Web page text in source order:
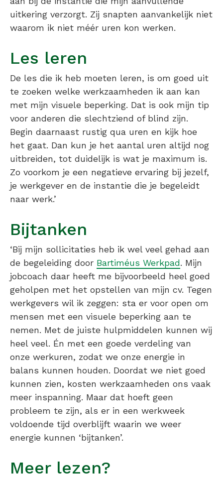
uitkering verzorgt. Zij snapten aanvankelijk niet
waarom ik niet méér uren kon werken.
Les leren
De les die ik heb moeten leren, is om goed uit
te zoeken welke werkzaamheden ik aan kan
met mijn visuele beperking. Dat is ook mijn tip
voor anderen die slechtziend of blind zijn.
Begin daarnaast rustig qua uren en kijk hoe
het gaat. Dan kun je het aantal uren altijd nog
uitbreiden, tot duidelijk is wat je maximum is.
Zo voorkom je een negatieve ervaring bij jezelf,
je werkgever en de instantie die je begeleidt
naar werk.’
Bijtanken
‘Bij mijn sollicitaties heb ik wel veel gehad aan
de begeleiding door Bartiméus Werkpad. Mijn
jobcoach daar heeft me bijvoorbeeld heel goed
geholpen met het opstellen van mijn cv. Tegen
werkgevers wil ik zeggen: sta er voor open om
mensen met een visuele beperking aan te
nemen. Met de juiste hulpmiddelen kunnen wij
heel veel. Én met een goede verdeling van
onze werkuren, zodat we onze energie in
balans kunnen houden. Doordat we niet goed
kunnen zien, kosten werkzaamheden ons vaak
meer inspanning. Maar dat hoeft geen
probleem te zijn, als er in een werkweek
voldoende tijd overblijft waarin we weer
energie kunnen ‘bijtanken’.
Meer lezen?